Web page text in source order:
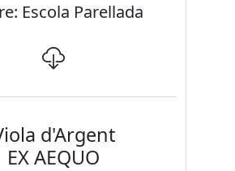
Escola Parellada
d'Argent
EX AEQUO